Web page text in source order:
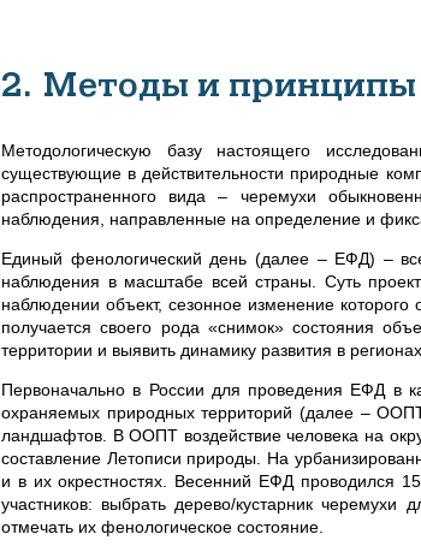
2. Методы и принципы
Методологическую базу настоящего
существующие в действительности природные
распространенного вида – черемухи
наблюдения, направленные на определение и
Единый фенологический день (далее – ЕФД) –
наблюдения в масштабе всей страны. Суть
наблюдении объект, сезонное изменение
получается своего рода «снимок» состояния
территории и выявить динамику развития в регионах.
Первоначально в России для проведения ЕФД в
охраняемых природных территорий (далее –
ландшафтов. В ООПТ воздействие человека на
составление Летописи природы. На
и в их окрестностях. Весенний ЕФД проводился
участников: выбрать дерево/кустарник
отмечать их фенологическое состояние.